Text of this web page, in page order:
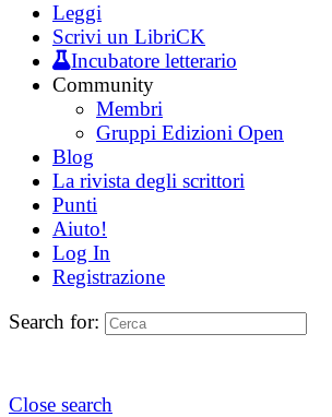
Leggi
Scrivi un LibriCK
Incubatore letterario
Community
Membri
Gruppi Edizioni Open
Blog
La rivista degli scrittori
Punti
Aiuto!
Log In
Registrazione
Search for:
Close search